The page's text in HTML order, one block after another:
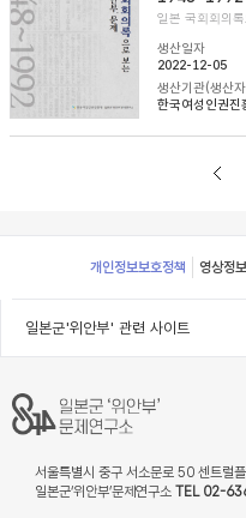
일본 국회회의
생산일자
2022-12-05
생산기관(생산
Footer
개인정보보호정책 영상정
일본군'위안부' 관련 사이트
서울특별시 중구 서소문로 50 센트럴
일본군‘위안부’문제연구소 TEL 02-